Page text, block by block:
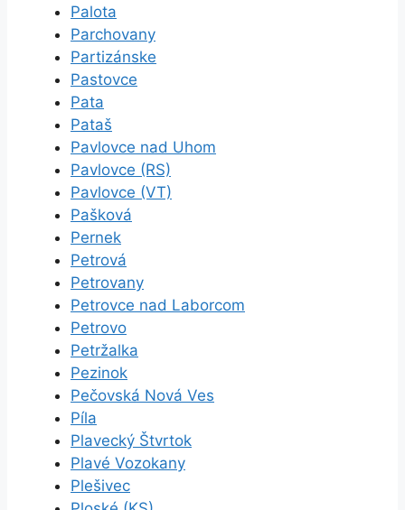
Palota
Parchovany
Partizánske
Pastovce
Pata
Pataš
Pavlovce nad Uhom
Pavlovce (RS)
Pavlovce (VT)
Pašková
Pernek
Petrová
Petrovany
Petrovce nad Laborcom
Petrovo
Petržalka
Pezinok
Pečovská Nová Ves
Píla
Plavecký Štvrtok
Plavé Vozokany
Plešivec